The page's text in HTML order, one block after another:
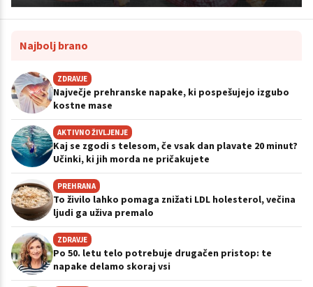
Najbolj brano
ZDRAVJE
Največje prehranske napake, ki pospešujejo izgubo
kostne mase
AKTIVNO ŽIVLJENJE
Kaj se zgodi s telesom, če vsak dan plavate 20 minut?
Učinki, ki jih morda ne pričakujete
PREHRANA
To živilo lahko pomaga znižati LDL holesterol, večina
ljudi ga uživa premalo
ZDRAVJE
Po 50. letu telo potrebuje drugačen pristop: te
napake delamo skoraj vsi